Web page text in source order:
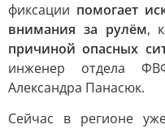
фиксации помогает
внимания за рулём,
причиной опасных
инженер отдела
Александра Панасюк.
Сейчас в регионе